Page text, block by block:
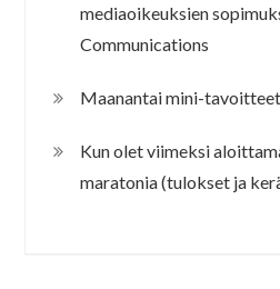
mediaoikeuksien
Communications
Maanantai mini-
Kun olet viimeksi
maratonia (tulokset ja